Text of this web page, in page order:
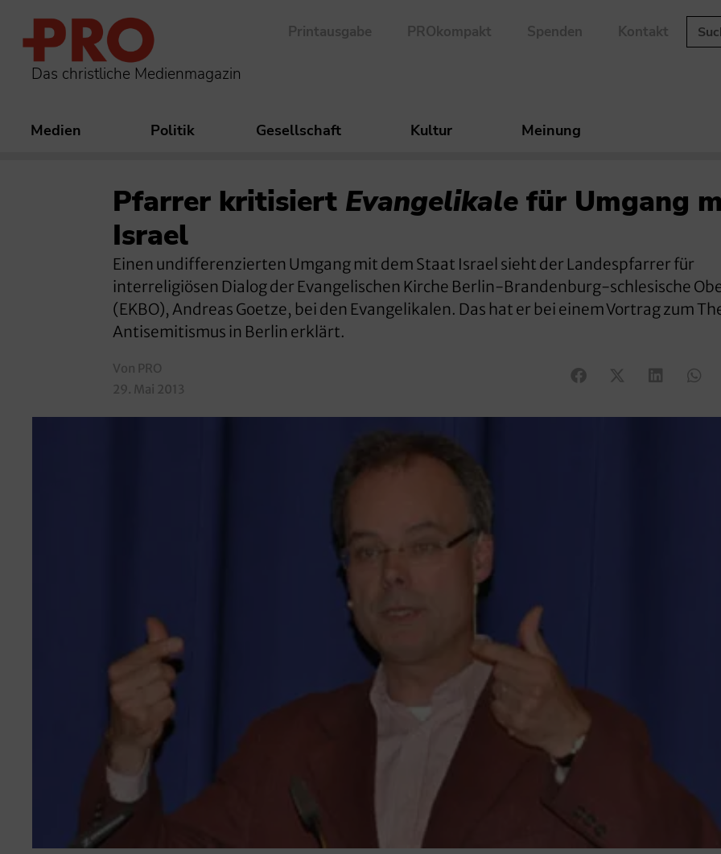
Das christliche Medienmagazin
Printausgabe PROkompakt Spenden Kontakt
Medien Politik Gesellschaft Kultur Meinung
Pfarrer kritisiert Evangelikale für Umgang
Israel
Einen undifferenzierten Umgang mit dem Staat Israel sieht der Landespfarrer für
interreligiösen Dialog der Evangelischen Kirche Berlin-Brandenburg-schlesische
(EKBO), Andreas Goetze, bei den Evangelikalen. Das hat er bei einem Vortrag zum
Antisemitismus in Berlin erklärt.
Von PRO
29. Mai 2013